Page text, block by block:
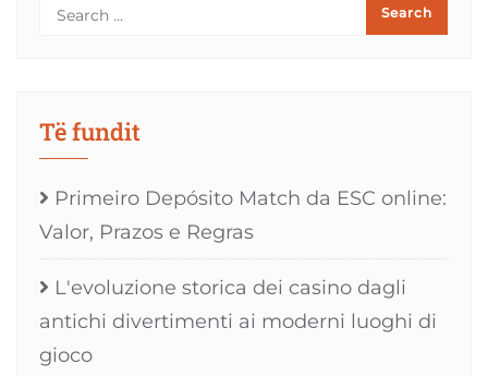
Të fundit
Primeiro Depósito Match da ESC online:
Valor, Prazos e Regras
L'evoluzione storica dei casino dagli
antichi divertimenti ai moderni luoghi di
gioco